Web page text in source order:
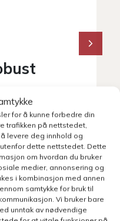
for å kunne forbedre din
trafikken på nettstedet,
levere deg innhold og
dette nettstedet. Dette
om hvordan du bruker
medier, annonsering og
i kombinasjon med annen
samtykke for bruk til
Vi bruker bare
unntak av nødvendige
Likroken er kjent for
til landbruksbygg.
i bunn, har
ammekufjøs
spesielt designet for